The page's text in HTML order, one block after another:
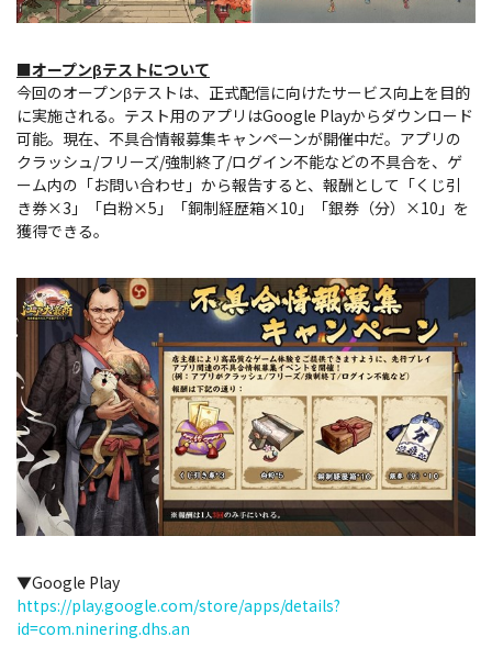
■オープンβテストについて
今回のオープンβテストは、正式配信に向けたサービス向上を目的
に実施される。テスト用のアプリはGoogle Playからダウンロード
可能。現在、不具合情報募集キャンペーンが開催中だ。アプリの
クラッシュ/フリーズ/強制終了/ログイン不能などの不具合を、ゲ
ーム内の「お問い合わせ」から報告すると、報酬として「くじ引
き券×3」「白粉×5」「銅制経歴箱×10」「銀券（分）×10」を
獲得できる。
▼Google Play
https://play.google.com/store/apps/details?
id=com.ninering.dhs.an